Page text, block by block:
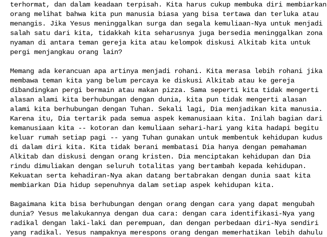
terhormat, dan dalam keadaan terpisah. Kita harus cukup membuka diri membiarkan
orang melihat bahwa kita pun manusia biasa yang bisa tertawa dan terluka atau
menangis. Jika Yesus meninggalkan surga dan segala kemuliaan-Nya untuk menjadi
salah satu dari kita, tidakkah kita seharusnya juga bersedia meninggalkan zona
nyaman di antara teman gereja kita atau kelompok diskusi Alkitab kita untuk
pergi menjangkau orang lain?
Memang ada kerancuan apa artinya menjadi rohani. Kita merasa lebih rohani jika
membawa teman kita yang belum percaya ke diskusi Alkitab atau ke gereja
dibandingkan pergi bermain atau makan pizza. Sama seperti kita tidak mengerti
alasan alami kita berhubungan dengan dunia, kita pun tidak mengerti alasan
alami kita berhubungan dengan Tuhan. Sekali lagi, Dia menjadikan kita manusia.
Karena itu, Dia tertarik pada semua aspek kemanusiaan kita. Inilah bagian dari
kemanusiaan kita -- kotoran dan kemuliaan sehari-hari yang kita hadapi begitu
keluar rumah setiap pagi -- yang Tuhan gunakan untuk membentuk kehidupan kudus
di dalam diri kita. Kita tidak berani membatasi Dia hanya dengan pemahaman
Alkitab dan diskusi dengan orang kristen. Dia menciptakan kehidupan dan Dia
rindu dimuliakan dengan seluruh totalitas yang bertambah kepada kehidupan.
Kekuatan serta kehadiran-Nya akan datang bertabrakan dengan dunia saat kita
membiarkan Dia hidup sepenuhnya dalam setiap aspek kehidupan kita.
Bagaimana kita bisa berhubungan dengan orang dengan cara yang dapat mengubah
dunia? Yesus melakukannya dengan dua cara: dengan cara identifikasi-Nya yang
radikal dengan laki-laki dan perempuan, dan dengan perbedaan diri-Nya sendiri
yang radikal. Yesus nampaknya merespons orang dengan memerhatikan lebih dahulu